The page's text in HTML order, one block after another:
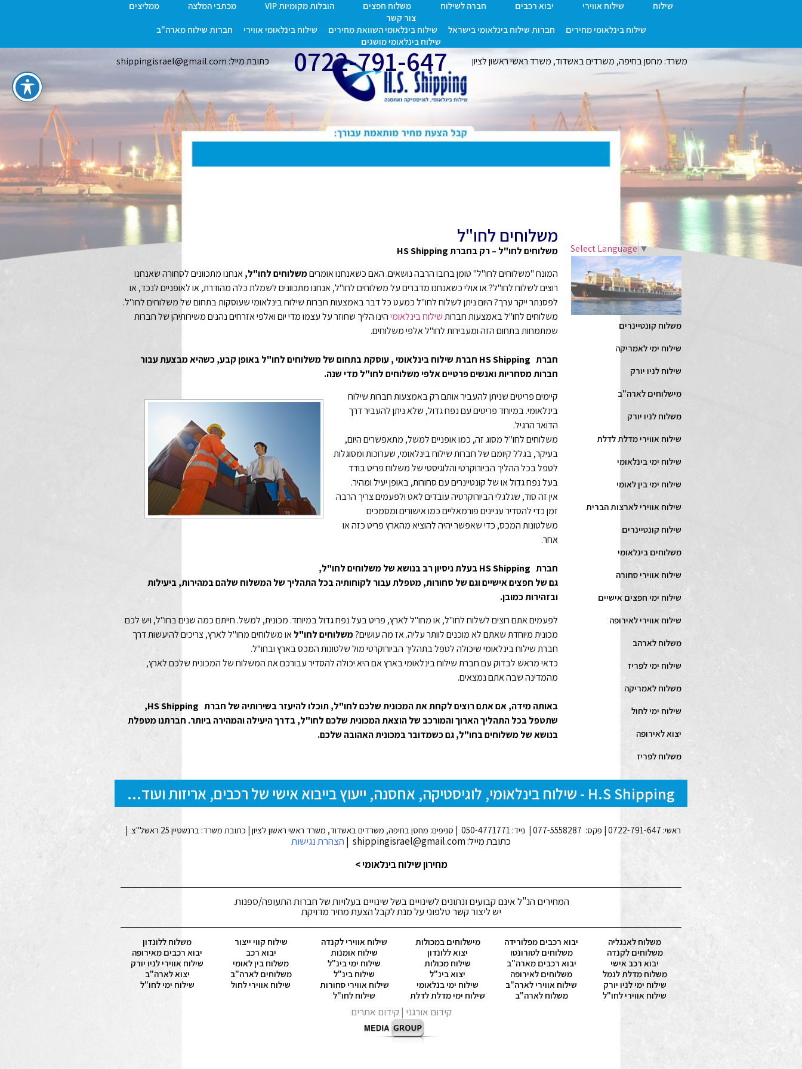
שילוח שילוח אווירי יבוא רכבים חברה לשילוח משלוח חפצים הובלות מקומיות VIP מכתבי המלצה
ממליצים
צור קשר
שילוח בינלאומי מחירים
חברות שילוח בינלאומי בישראל שילוח בינלאומי השוואת מחירים שילוח בינלאומי אווירי
חברות שילוח מארה"ב
שילוח בינלאומי מושגים
משרד: מחסן בחיפה, משרדים באשדוד, משרד ראשי ראשון לציון 0722-791-647 כתובת מייל: shippingisrael@gmail.com
Select Language▼
משלוח קונטיינרים
שילוח ימי לאמריקה
שילוח לניו יורק
מישלוחים לארה"ב
משלוח לניו יורק
שילוח אווירי מדלת לדלת
שילוח ימי בינלאומי
שילוח ימי בין לאומי
שילוח אווירי לארצות הברית
שילוח קונטיינרים
משלוחים בינלאומי
שילוח אווירי סחורה
שילוח ימי חפצים אישיים
שילוח אווירי לאירופה
משלוח לארהב
שילוח ימי לפריז
משלוח לאמריקה
שילוח ימי לחול
יצוא לאירופה
משלוח לפריז
משלוחים לחו"ל
משלוחים לחו"ל – רק בחברת HS Shipping
המונח "משלוחים לחו"ל" טומן ברובו הרבה נושאים. האם כשאנחנו אומריםמשלוחים לחו"ל,אנחנו מתכוונים לסחורה שאנחנו
רוצים לשלוח לחו"ל? או אולי כשאנחנו מדברים על משלוחים לחו"ל, אנחנו מתכוונים לשמלת כלה מהודרת, או לאופניים לנכד, או
לפסנתר ייקר ערך? היום ניתן לשלוח לחו"ל כמעט כל דבר באמצעות חברות שילוח בינלאומי שעוסקות בתחום של משלוחים לחו"ל.
משלוחים לחו"ל באמצעות חברותשילוח בינלאומיהינו הליך שחוזר על עצמו מדי יום ואלפי אזרחים נהנים משירותיהן של חברות
שמתמחות בתחום הזה ומעבירות לחו"ל אלפי משלוחים.
חברת HS Shipping חברת שילוח בינלאומי , עוסקת בתחום של משלוחים לחו"ל באופן קבע, כשהיא מבצעת עבור
חברות מסחריות ואנשים פרטיים אלפי משלוחים לחו"ל מדי שנה.
קיימים פריטים שניתן להעביר אותם רק באמצעות חברות שילוח
בינלאומי. במיוחד פריטים עם נפח גדול, שלא ניתן להעביר דרך
הדואר הרגיל.
משלוחים לחו"ל מסוג זה, כמו אופניים למשל, מתאפשרים היום,
בעיקר, בגלל קיומם של חברות שילוח בינלאומי, שערוכות ומסוגלות
לטפל בכל ההליך הביורוקרטי והלוגיסטי של משלוח פריט בודד
בעל נפח גדול או של קונטיינרים עם סחורות, באופן יעיל ומהיר.
אין זה סוד, שגלגלי הביורוקרטיה עובדים לאט ולפעמים צריך הרבה
זמן כדי להסדיר עניינים פורמאליים כמו אישורים ומסמכים
משלטונות המכס, כדי שאפשר יהיה להוציא מהארץ פריט כזה או
אחר.
חברת HS Shipping בעלת ניסיון רב בנושא של משלוחים לחו"ל,
גם של חפצים אישיים וגם של סחורות, מטפלת עבור לקוחותיה בכל התהליך של המשלוח שלהם במהירות, ביעילות
ובזהירות כמובן.
לפעמים אתם רוצים לשלוח לחו"ל, או מחו"ל לארץ, פריט בעל נפח גדול במיוחד. מכונית, למשל. חייתם כמה שנים בחו"ל, ויש לכם
מכונית מיוחדת שאתם לא מוכנים לוותר עליה. אז מה עושים?משלוחים לחו"לאו משלוחים מחו"ל לארץ, צריכים להיעשות דרך
חברת שילוח בינלאומי שיכולה לטפל בתהליך הביורוקרטי מול שלטונות המכס בארץ ובחו"ל.
כדאי מראש לבדוק עם חברת שילוח בינלאומי בארץ אם היא יכולה להסדיר עבורכם את המשלוח של המכונית שלכם לארץ,
מהמדינה שבה אתם נמצאים.
באותה מידה, אם אתם רוצים לקחת את המכונית שלכם לחו"ל, תוכלו להיעזר בשירותיה של חברת HS Shipping,
שתטפל בכל התהליך הארוך והמורכב של הוצאת המכונית שלכם לחו"ל, בדרך היעילה והמהירה ביותר. חברתנו מטפלת
בנושא של משלוחים בחו"ל, גם כשמדובר במכונית האהובה שלכם.
H.S Shipping - שילוח בינלאומי, לוגיסטיקה, אחסנה, ייעוץ בייבוא אישי של רכבים, אריזות ועוד...
ראשי: 0722-791-647 | פקס: 077-5558287 | נייד: 050-4771771 | סניפים: מחסן בחיפה, משרדים באשדוד, משרד ראשי ראשון לציון | כתובת משרד: ברנשטיין 25 ראשל"צ |
כתובת מייל: shippingisrael@gmail.com |
הצהרת נגישות
מחירון שילוח בינלאומי >
המחירים הנ"ל אינם קבועים ונתונים לשינויים בשל שינויים בעלויות של חברות התעופה/ספנות.
יש ליצור קשר טלפוני על מנת לקבל הצעת מחיר מדויקת
משלוח לאנגליה יבוא רכבים מפלורידה מישלוחים במכולות שילוח אווירי לקנדה שילוח קווי ייצור
משלוח ללונדון
משלוחים לקנדה
משלוחים לטורונטו יצוא ללונדון שילוח אומנות יבוא רכב
יבוא רכבים מאירופה
יבוא רכב אישי
יבוא רכבים מארה"ב שילוח מכולות שילוח ימי בינ"ל משלוח בין לאומי
שילוח אווירי לניו יורק
משלוח מדלת לנמל
משלוחים לאירופה יצוא בינ"ל שילוח בינ"ל משלוחים לארה"ב
יצוא לארה"ב
שילוח ימי לניו יורק
שילוח אווירי לארה"ב שילוח ימי בנלאומי שילוח אווירי סחורות שילוח אווירי לחול
שילוח ימי לחו"ל
שילוח אווירי לחו"ל
משלוח לארה"ב שילוח ימי מדלת לדלת שילוח לחו"ל
קידום אורגני | קידום אתרים